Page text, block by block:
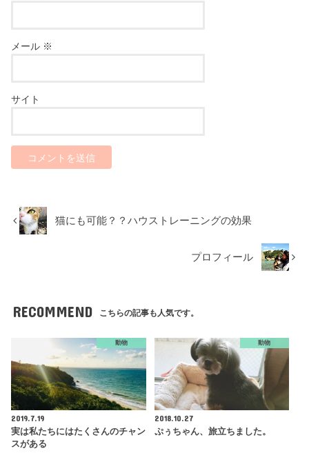
メール ※
サイト
猫にも可能？？ハウストレーニングの効果
プロフィール
RECOMMEND こちらの記事も人気です。
動物
2019.7.19
実は私たちにはたくさんのチャン
スがある
動物
2018.10.27
ぷぅちゃん、旅立ちました。